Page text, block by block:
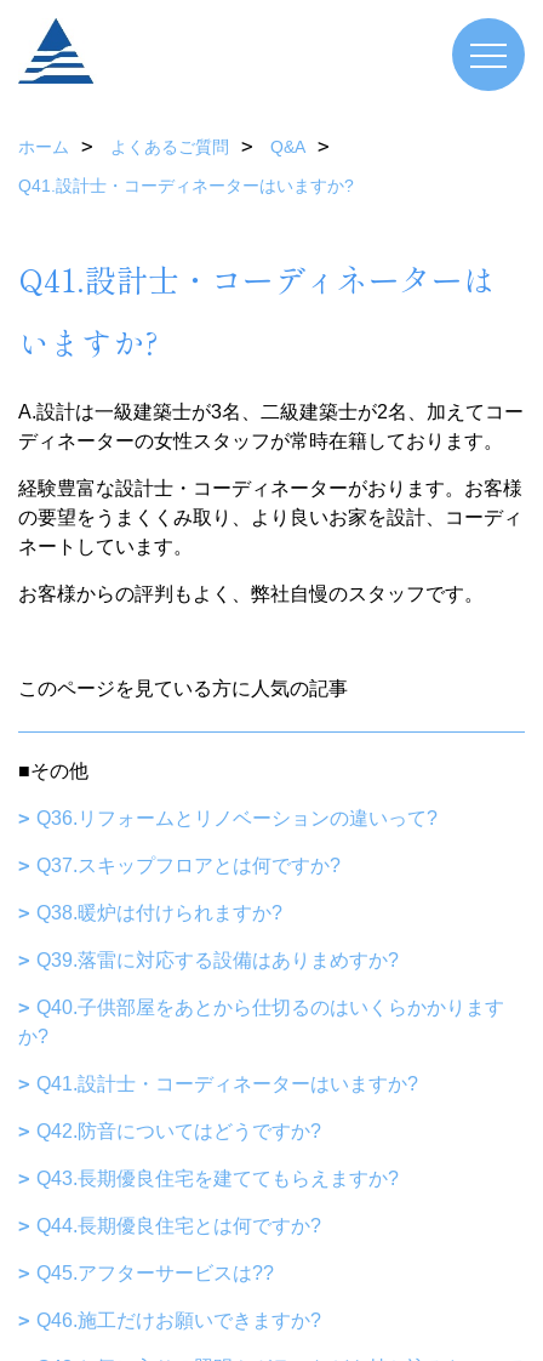
ホーム よくあるご質問
Q&A
Q41.設計士・コーディネーターはいますか?
Q41.設計士・コーディネーターは
いますか?
A.設計は一級建築士が3名、二級建築士が2名、加えてコー
ディネーターの女性スタッフが常時在籍しております。
経験豊富な設計士・コーディネーターがおります。お客様
の要望をうまくくみ取り、より良いお家を設計、コーディ
ネートしています。
お客様からの評判もよく、弊社自慢のスタッフです。
このページを見ている方に人気の記事
■その他
Q36.リフォームとリノベーションの違いって?
Q37.スキップフロアとは何ですか?
Q38.暖炉は付けられますか?
Q39.落雷に対応する設備はありまめすか?
Q40.子供部屋をあとから仕切るのはいくらかかります
か?
Q41.設計士・コーディネーターはいますか?
Q42.防音についてはどうですか?
Q43.長期優良住宅を建ててもらえますか?
Q44.長期優良住宅とは何ですか?
Q45.アフターサービスは??
Q46.施工だけお願いできますか?